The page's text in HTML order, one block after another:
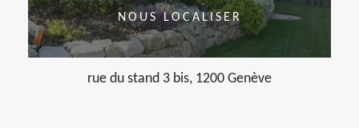
NOUS LOCALISER
rue du stand 3 bis, 1200 Genève